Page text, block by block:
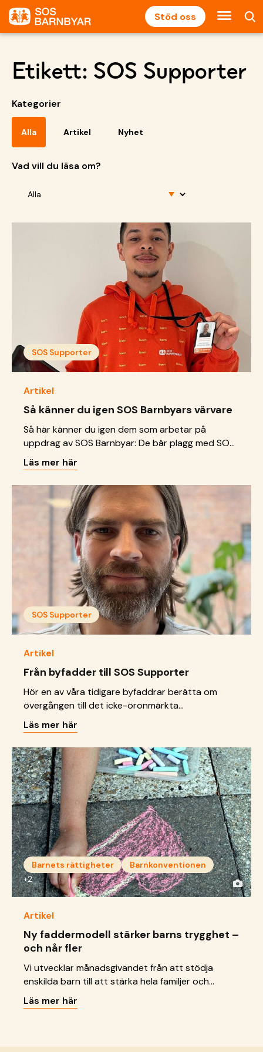
Stöd oss
Etikett: SOS Supporter
Kategorier
Alla Artikel Nyhet
Vad vill du läsa om?
SOS Supporter
Artikel
Så känner du igen SOS Barnbyars värvare
Så här känner du igen dem som arbetar på
uppdrag av SOS Barnbyar: De bär plagg med SOS
Barnbyars logotyp på bröstet eller ryggen De har
ett ID-kort med SOS Barnbyars logotyp som de
ska visa upp Direktregistrering sker på kontaktfritt
via din mobil – autogiromedgivandet har SOS
Barnbyars logotyp Du kan känna dig trygg som
nybliven fadder &hellip; <a href="https://sos-
barnbyar.se/sa-kanner-du-igen-sos-barnbyars-
varvare/">Continued</a>
Läs mer här
SOS Supporter
Artikel
Från byfadder till SOS Supporter
Hör en av våra tidigare byfaddrar berätta om
övergången till det icke-öronmärkta
månadsgivandet SOS Supporter
Läs mer här
Barnets rättigheter
Barnkonventionen
+2
Artikel
Ny faddermodell stärker barns trygghet –
och når fler
Vi utvecklar månadsgivandet från att stödja
enskilda barn till att stärka hela familjer och
samhällen.
Läs mer här